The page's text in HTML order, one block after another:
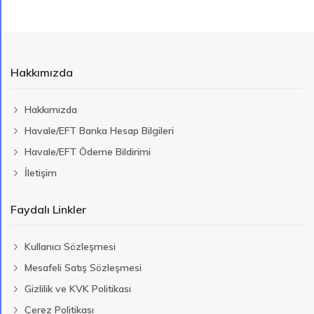
Hakkımızda
Hakkımızda
Havale/EFT Banka Hesap Bilgileri
Havale/EFT Ödeme Bildirimi
İletişim
Faydalı Linkler
Kullanıcı Sözleşmesi
Mesafeli Satış Sözleşmesi
Gizlilik ve KVK Politikası
Çerez Politikası